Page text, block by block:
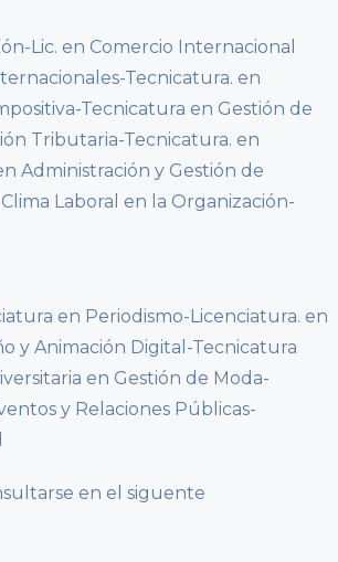
Lic. en Comercio Internacional
Tecnicatura. en
Tecnicatura en Gestión de
Tributaria-Tecnicatura. en
Administración y Gestión de
Laboral en la Organización-
en Periodismo-Licenciatura. en
y Animación Digital-Tecnicatura
en Gestión de Moda-
y Relaciones Públicas-
en el siguente